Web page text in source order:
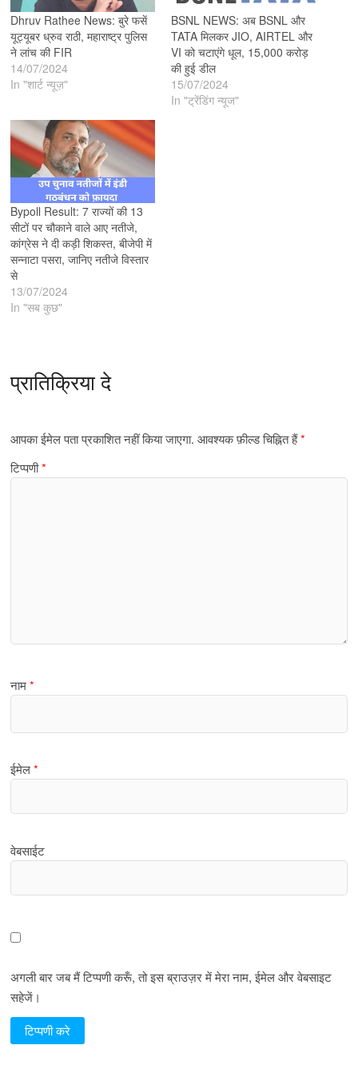
Dhruv Rathee News: बुरे फसें
यूट्यूबर ध्रुव राठी, महाराष्ट्र पुलिस
ने लांच की FIR
14/07/2024
In "शार्ट न्यूज़"
BSNL NEWS: अब BSNL और
TATA मिलकर JIO, AIRTEL और
VI को चटाएंगे धूल, 15,000 करोड़
की हुई डील
15/07/2024
In "ट्रेंडिंग न्यूज"
Bypoll Result: 7 राज्यों की 13
सीटों पर चौकाने वाले आए नतीजे,
कांग्रेस ने दी कड़ी शिकस्त, बीजेपी में
सन्नाटा पसरा, जानिए नतीजे विस्तार
से
13/07/2024
In "सब कुछ"
प्रातिक्रिया दे
आपका ईमेल पता प्रकाशित नहीं किया जाएगा. आवश्यक फ़ील्ड चिह्नित हैं*
टिप्पणी*
नाम*
ईमेल*
वेबसाईट
अगली बार जब मैं टिप्पणी करूँ, तो इस ब्राउज़र में मेरा नाम, ईमेल और वेबसाइट
सहेजें।